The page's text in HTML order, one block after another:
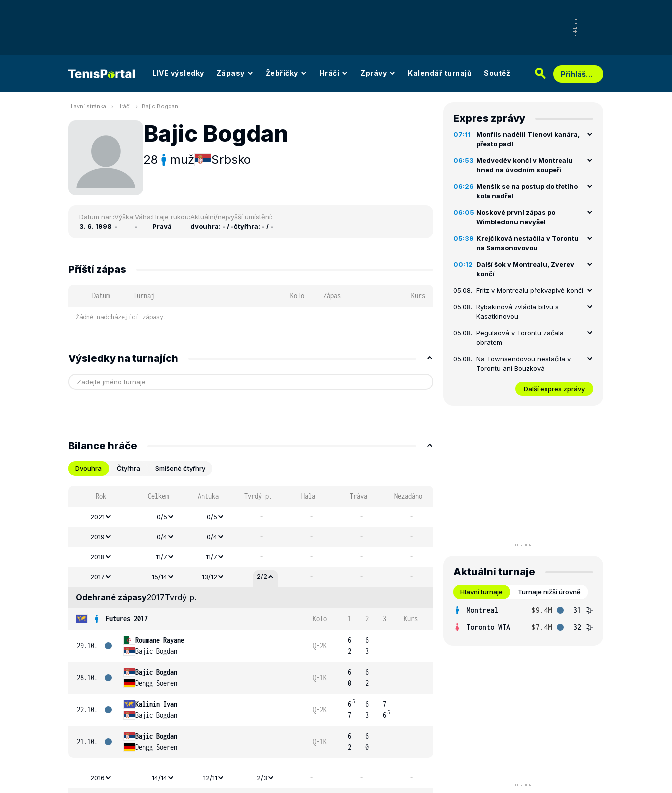
LIVE výsledky Zápasy Žebříčky Hráči Zprávy Kalendář turnajů Soutěž Přihlášení
Hlavní stránka Hráči Bajic Bogdan
Bajic Bogdan
28 muž Srbsko
Datum nar.:
3. 6. 1998
Výška:
-
Váha:
-
Hraje rukou:
Pravá
Aktuální/nejvyšší umístění:
dvouhra: - / -čtyřhra: - / -
Příští zápas
Datum Turnaj Kolo Zápas Kurs
Žádné nadcházející zápasy.
Výsledky na turnajích
Bilance hráče
Dvouhra Čtyřhra Smíšené čtyřhry
Rok Celkem Antuka Tvrdý p. Hala Tráva Nezadáno
2021 0/5 0/5 - - - -
2019 0/4 0/4 - - - -
2018 11/7 11/7 - - - -
2017 15/14 13/12 2/2 - - -
Odehrané zápasy2017Tvrdý p.
Futures 2017 Kolo 1 2 3 Kurs
29.10.
Roumane Rayane
Bajic Bogdan
Q-2K
6
2
6
3
28.10.
Bajic Bogdan
Dengg Soeren
Q-1K
6
0
6
2
22.10.
Kalinin Ivan
Bajic Bogdan
Q-2K
6 5
7
6
3
7
6 5
21.10.
Bajic Bogdan
Dengg Soeren
Q-1K
6
2
6
0
2016 14/14 12/11 2/3 - - -
Expres zprávy
07:11
Monfils nadělil Tienovi kanára,
přesto padl
06:53 Medveděv končí v Montrealu
hned na úvodním soupeři
06:26 Menšík se na postup do třetího
kola nadřel
06:05 Noskové první zápas po
Wimbledonu nevyšel
05:39 Krejčíková nestačila v Torontu
na Samsonovovou
00:12 Další šok v Montrealu, Zverev
končí
05.08. Fritz v Montrealu překvapivě končí
05.08. Rybakinová zvládla bitvu s
Kasatkinovou
05.08. Pegulaová v Torontu začala
obratem
05.08. Na Townsendovou nestačila v
Torontu ani Bouzková
Další expres zprávy
Aktuální turnaje
Hlavní turnaje Turnaje nižší úrovně
Montreal $9.4M
31
Toronto WTA
$7.4M 32